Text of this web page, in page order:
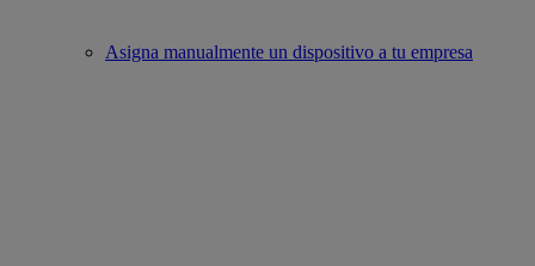
Asigna manualmente un dispositivo a tu empresa